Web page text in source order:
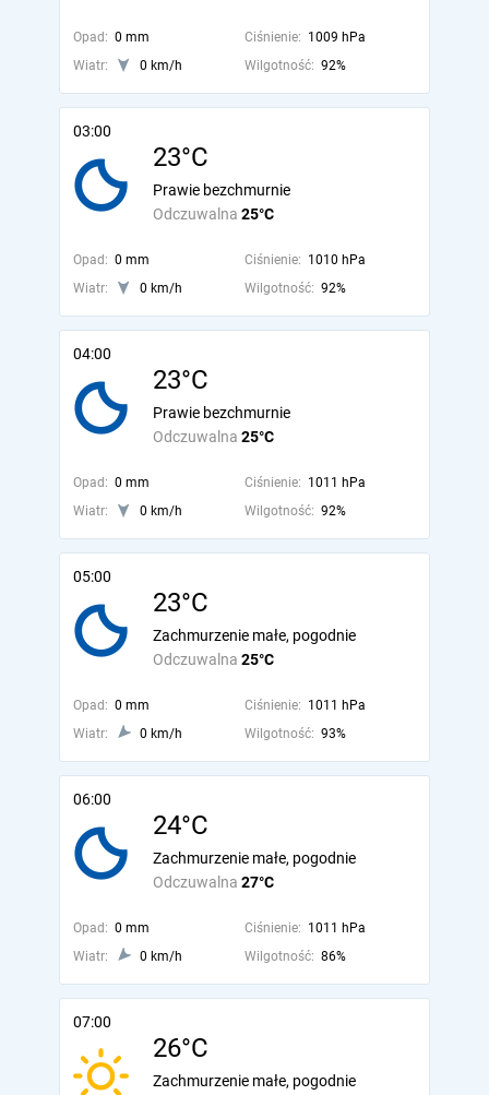
Opad: 0 mm Ciśnienie: 1009 hPa
Wiatr:
0 km/h Wilgotność: 92%
03:00
23°C
Odczuwalna 25°C
Prawie bezchmurnie
Opad: 0 mm Ciśnienie: 1010 hPa
Wiatr:
0 km/h Wilgotność: 92%
04:00
23°C
Odczuwalna 25°C
Prawie bezchmurnie
Opad: 0 mm Ciśnienie: 1011 hPa
Wiatr:
0 km/h Wilgotność: 92%
05:00
23°C
Odczuwalna 25°C
Zachmurzenie małe, pogodnie
Opad: 0 mm Ciśnienie: 1011 hPa
Wiatr:
0 km/h Wilgotność: 93%
06:00
24°C
Odczuwalna 27°C
Zachmurzenie małe, pogodnie
Opad: 0 mm Ciśnienie: 1011 hPa
Wiatr:
0 km/h Wilgotność: 86%
07:00
26°C
Zachmurzenie małe, pogodnie